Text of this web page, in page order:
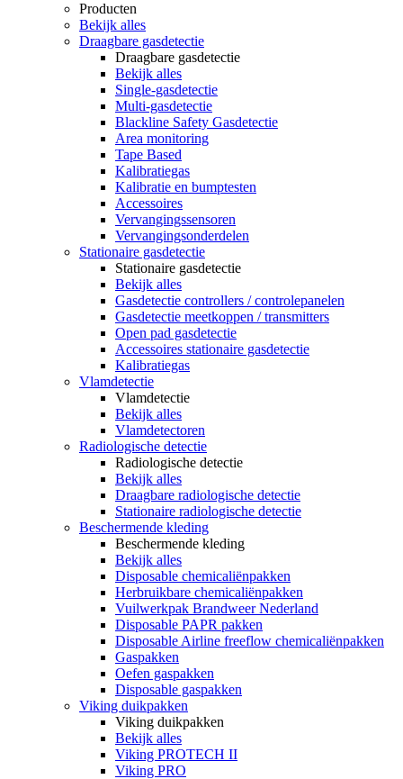
Producten
Bekijk alles
Draagbare gasdetectie
Draagbare gasdetectie
Bekijk alles
Single-gasdetectie
Multi-gasdetectie
Blackline Safety Gasdetectie
Area monitoring
Tape Based
Kalibratiegas
Kalibratie en bumptesten
Accessoires
Vervangingssensoren
Vervangingsonderdelen
Stationaire gasdetectie
Stationaire gasdetectie
Bekijk alles
Gasdetectie controllers / controlepanelen
Gasdetectie meetkoppen / transmitters
Open pad gasdetectie
Accessoires stationaire gasdetectie
Kalibratiegas
Vlamdetectie
Vlamdetectie
Bekijk alles
Vlamdetectoren
Radiologische detectie
Radiologische detectie
Bekijk alles
Draagbare radiologische detectie
Stationaire radiologische detectie
Beschermende kleding
Beschermende kleding
Bekijk alles
Disposable chemicaliënpakken
Herbruikbare chemicaliënpakken
Vuilwerkpak Brandweer Nederland
Disposable PAPR pakken
Disposable Airline freeflow chemicaliënpakken
Gaspakken
Oefen gaspakken
Disposable gaspakken
Viking duikpakken
Viking duikpakken
Bekijk alles
Viking PROTECH II
Viking PRO